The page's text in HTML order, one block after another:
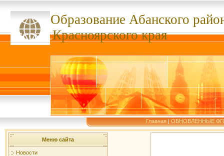
Образование Абанского
сссссссКрасноярского края
Главная| ОБНОВЛЕННЫЕ
Меню сайта
Новости